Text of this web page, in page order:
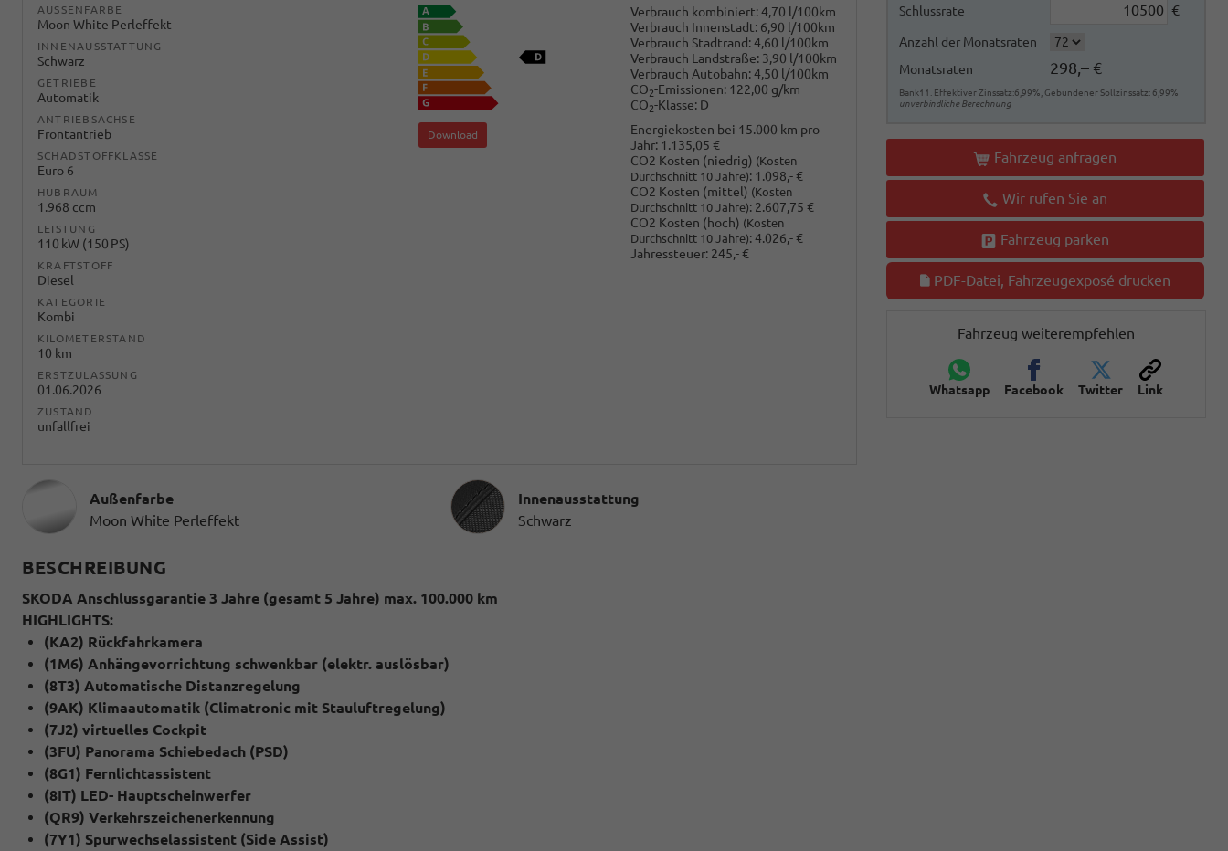
Schlussrate €
Anzahl der Monatsraten
Monatsraten
298,– €
Bank11. Effektiver Zinssatz:6,99%, Gebundener Sollzinssatz: 6,99%
unverbindliche Berechnung
Fahrzeug anfragen
Wir rufen Sie an
Fahrzeug parken
PDF-Datei, Fahrzeugexposé drucken
Fahrzeug weiterempfehlen
Whatsapp Facebook Twitter Link
AUSSENFARBE
Moon White Perleffekt
INNENAUSSTATTUNG
Schwarz
GETRIEBE
Automatik
ANTRIEBSACHSE
Frontantrieb
SCHADSTOFFKLASSE
Euro 6
HUBRAUM
1.968 ccm
LEISTUNG
110 kW (150 PS)
KRAFTSTOFF
Diesel
KATEGORIE
Kombi
KILOMETERSTAND
10 km
ERSTZULASSUNG
01.06.2026
ZUSTAND
unfallfrei
Verbrauch kombiniert: 4,70 l/100km
Verbrauch Innenstadt: 6,90 l/100km
Verbrauch Stadtrand: 4,60 l/100km
Verbrauch Landstraße: 3,90 l/100km
Verbrauch Autobahn: 4,50 l/100km
CO2-Emissionen: 122,00 g/km
CO2-Klasse: D
Download
Energiekosten bei 15.000 km pro
Jahr: 1.135,05 €
CO2 Kosten (niedrig) (Kosten
Durchschnitt 10 Jahre): 1.098,- €
CO2 Kosten (mittel) (Kosten
Durchschnitt 10 Jahre): 2.607,75 €
CO2 Kosten (hoch) (Kosten
Durchschnitt 10 Jahre): 4.026,- €
Jahressteuer: 245,- €
Außenfarbe
Moon White Perleffekt
InnenausstattungInnenausstattung
Schwarz
BESCHREIBUNG
SKODA Anschlussgarantie 3 Jahre (gesamt 5 Jahre) max. 100.000 km
HIGHLIGHTS:
(KA2) Rückfahrkamera
(1M6) Anhängevorrichtung schwenkbar (elektr. auslösbar)
(8T3) Automatische Distanzregelung
(9AK) Klimaautomatik (Climatronic mit Stauluftregelung)
(7J2) virtuelles Cockpit
(3FU) Panorama Schiebedach (PSD)
(8G1) Fernlichtassistent
(8IT) LED- Hauptscheinwerfer
(QR9) Verkehrszeichenerkennung
(7Y1) Spurwechselassistent (Side Assist)